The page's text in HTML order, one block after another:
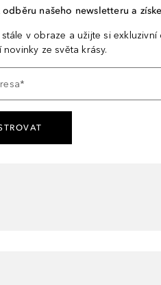
odběru našeho newsletteru a
v obraze a užijte si
novinky ze světa krásy.
*